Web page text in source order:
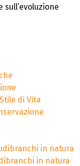
di Vita
in natura
in natura